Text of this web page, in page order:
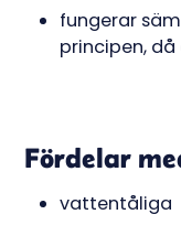
fungerar
principen,
Fördelar
vattentåliga